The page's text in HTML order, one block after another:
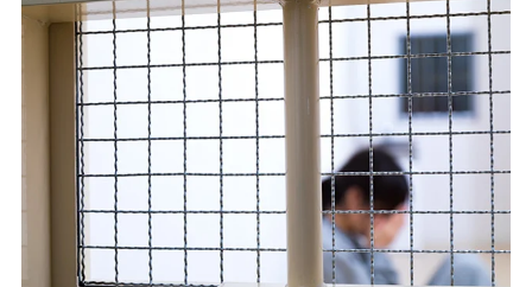
家族が逮捕された方はこちら
刑事事件の記事一覧
アトムについて知りたい方
弁護士紹介